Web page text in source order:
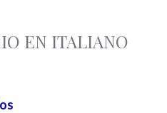
EN ITALIANO